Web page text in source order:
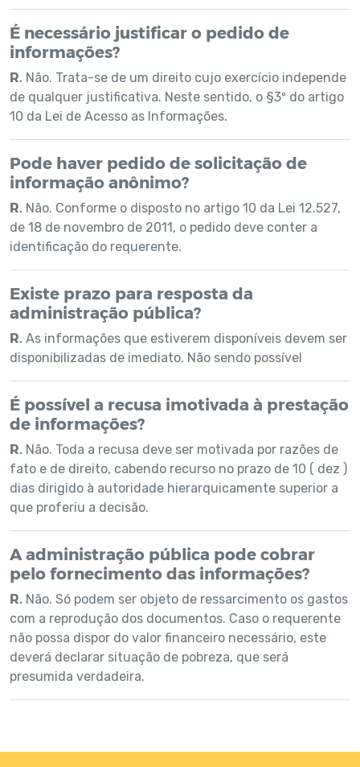
É necessário justificar o pedido de
informações?
R. Não. Trata-se de um direito cujo exercício independe
de qualquer justificativa. Neste sentido, o §3º do artigo
10 da Lei de Acesso as Informações.
Pode haver pedido de solicitação de
informação anônimo?
R. Não. Conforme o disposto no artigo 10 da Lei 12.527,
de 18 de novembro de 2011, o pedido deve conter a
identificação do requerente.
Existe prazo para resposta da
administração pública?
R. As informações que estiverem disponíveis devem ser
disponibilizadas de imediato. Não sendo possível
É possível a recusa imotivada à prestação
de informações?
R. Não. Toda a recusa deve ser motivada por razões de
fato e de direito, cabendo recurso no prazo de 10 ( dez )
dias dirigido à autoridade hierarquicamente superior a
que proferiu a decisão.
A administração pública pode cobrar
pelo fornecimento das informações?
R. Não. Só podem ser objeto de ressarcimento os gastos
com a reprodução dos documentos. Caso o requerente
não possa dispor do valor financeiro necessário, este
deverá declarar situação de pobreza, que será
presumida verdadeira.